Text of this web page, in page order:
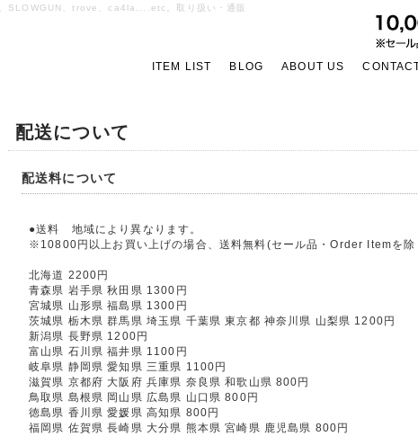
SLOWGUN、trove、ca4la....etc。取り扱い・通販
ITEM LIST BLOG ABOUT US
配送について
配送料について
●送料 地域により異なります。
※10800円以上お買い上げの場合、送料無料(セール品・Order Itemを除
北海道 2200円
青森県 岩手県 秋田県 1300円
宮城県 山形県 福島県 1300円
茨城県 栃木県 群馬県 埼玉県 千葉県 東京都 神奈川県 山梨県 1200円
新潟県 長野県 1200円
富山県 石川県 福井県 1100円
岐阜県 静岡県 愛知県 三重県 1100円
滋賀県 京都府 大阪府 兵庫県 奈良県 和歌山県 800円
鳥取県 島根県 岡山県 広島県 山口県 800円
徳島県 香川県 愛媛県 高知県 800円
福岡県 佐賀県 長崎県 大分県 熊本県 宮崎県 鹿児島県 800円